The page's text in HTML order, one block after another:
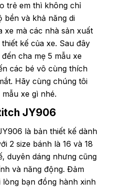
trẻ em thì không chỉ
bền và khả năng di
xe mà các nhà sản xuất
kế của xe. Sau đây
cha mẹ 5 mẫu xe
các bé vô cùng thích
Hãy cùng chúng tôi
xe gì nhé.
JY906
là bản thiết kế dành
2 size bánh là 16 và 18
duyên dáng nhưng cũng
và năng động. Đảm
lòng bạn đồng hành xinh